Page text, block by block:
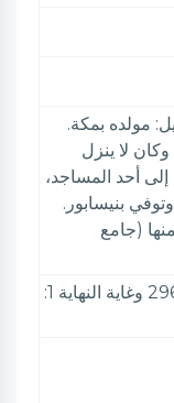
مولده بمكة.
لا ينزل
أحد المساجد،
بنيسابور.
(جامع
الأعلام 3: 294& بغية الوعاة 296 وغاية النهاية 1: